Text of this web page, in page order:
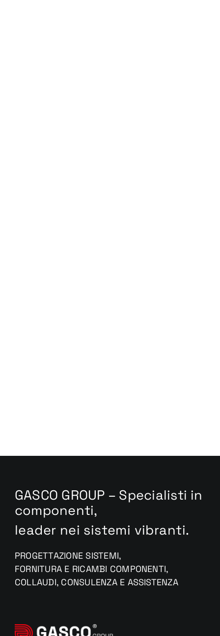
GASCO GROUP – Specialisti in
componenti,
leader nei sistemi vibranti.
PROGETTAZIONE SISTEMI,
FORNITURA E RICAMBI COMPONENTI,
COLLAUDI, CONSULENZA E ASSISTENZA